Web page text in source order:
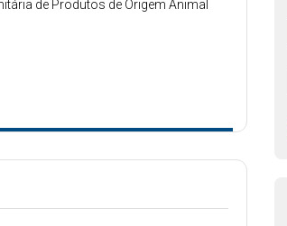
de Produtos de Origem Animal